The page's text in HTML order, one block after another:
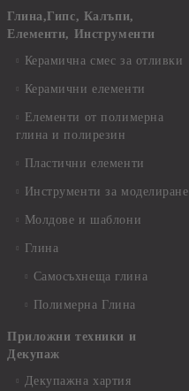
Глина,Гипс, Калъпи,
Елементи, Инструменти
Керамична смес за отливки
Керамични елементи
Елементи от полимерна
глина и полирезин
Пластични елементи
Инструменти за моделиране
Молдове и шаблони
Глина
Самосъхнеща глина
Полимерна Глина
Приложни техники и
Декупаж
Декупажна хартия